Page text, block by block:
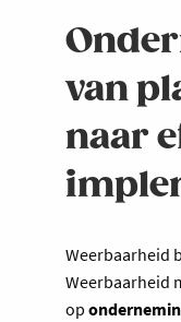
van
naar
Weerbaarheid
Weerbaarheid
op